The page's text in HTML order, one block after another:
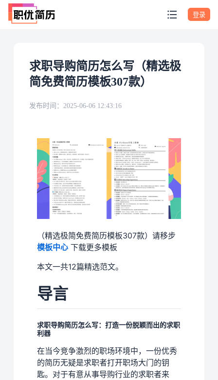
登录
求职导购简历怎么写（精选极
简免费简历模板307款）
发布时间： 2025-06-06 12:43:16
（精选极简免费简历模板307款）请移步
模板中心 下载更多模板
本文一共12篇精选范文。
导言
求职导购简历怎么写：打造一份脱颖而出的求职
利器
在当今竞争激烈的职场环境中，一份优秀
的简历无疑是求职者打开职场大门的钥
匙。对于有意从事导购行业的求职者来